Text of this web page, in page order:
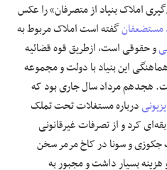
املاک بنیاد از متصرفان» را عکس
مستضعفانگفته است املاک مربوط به
و حقوقی است، از‌طریق قوه قضائیه
این بنیاد با دولت و مجموعه
هجدهم مرداد سال جاری بود که
درباره مستغلات تحت تملک
کرد و از تصرفات غیرقانونی
جکوزی و سونا در کاخ مرمر سخن
بسیار داشت و مجبور به